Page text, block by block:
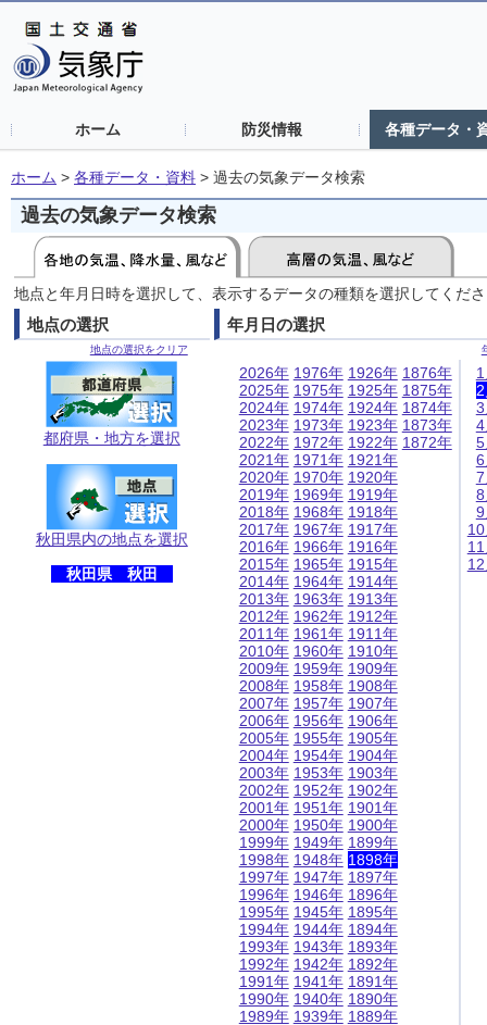
ホーム 防災情報 各種データ・
ホーム > 各種データ・資料 > 過去の気象データ検索
過去の気象データ検索
地点と年月日時を選択して、表示するデータの種類を選択してくだ
地点の選択
地点の選択をクリア
都府県・地方を選択
秋田県内の地点を選択
秋田県 秋田
年月日の選択
2026年
2025年
2024年
2023年
2022年
2021年
2020年
2019年
2018年
2017年
2016年
2015年
2014年
2013年
2012年
2011年
2010年
2009年
2008年
2007年
2006年
2005年
2004年
2003年
2002年
2001年
2000年
1999年
1998年
1997年
1996年
1995年
1994年
1993年
1992年
1991年
1990年
1989年
1976年
1975年
1974年
1973年
1972年
1971年
1970年
1969年
1968年
1967年
1966年
1965年
1964年
1963年
1962年
1961年
1960年
1959年
1958年
1957年
1956年
1955年
1954年
1953年
1952年
1951年
1950年
1949年
1948年
1947年
1946年
1945年
1944年
1943年
1942年
1941年
1940年
1939年
1926年
1925年
1924年
1923年
1922年
1921年
1920年
1919年
1918年
1917年
1916年
1915年
1914年
1913年
1912年
1911年
1910年
1909年
1908年
1907年
1906年
1905年
1904年
1903年
1902年
1901年
1900年
1899年
1898年
1897年
1896年
1895年
1894年
1893年
1892年
1891年
1890年
1889年
1876年
1875年
1874年
1873年
1872年